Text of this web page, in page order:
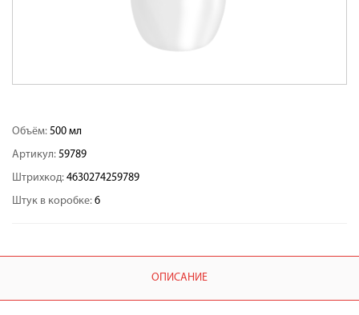
Объём: 500 мл
Артикул: 59789
Штрихкод: 4630274259789
Штук в коробке: 6
ОПИСАНИЕ